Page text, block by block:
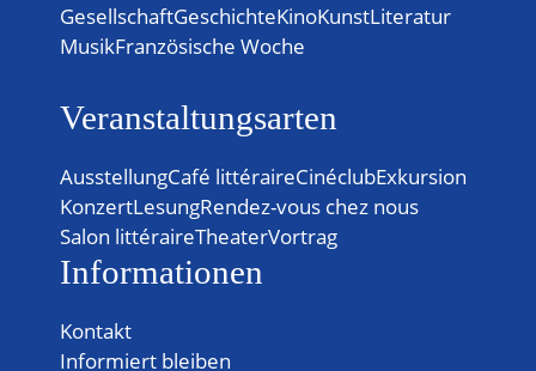
GesellschaftGeschichteKinoKunstLiteratur
MusikFranzösische Woche
Veranstaltungsarten
AusstellungCafé littéraireCinéclubExkursion
KonzertLesungRendez-vous chez nous
Salon littéraireTheaterVortrag
Informationen
Kontakt
Informiert bleiben